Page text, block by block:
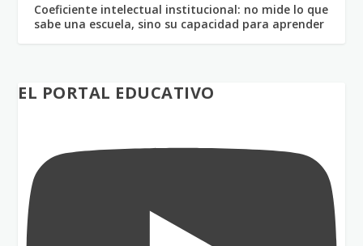
Coeficiente intelectual institucional: no mide lo que
sabe una escuela, sino su capacidad para aprender
EL PORTAL EDUCATIVO